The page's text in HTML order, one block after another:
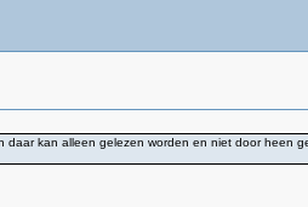
kan alleen gelezen worden en niet door heen